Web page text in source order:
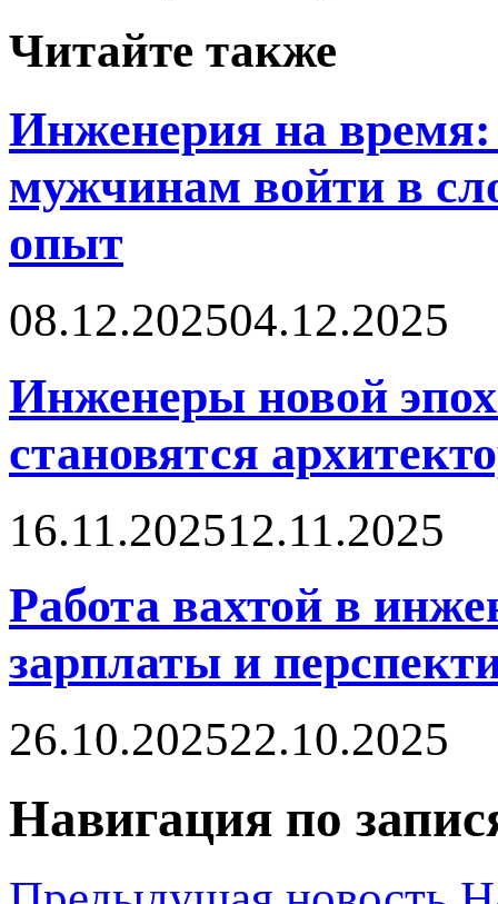
Читайте также
Инженерия на время:
мужчинам войти в
опыт
08.12.202504.12.2025
Инженеры новой
становятся
16.11.202512.11.2025
Работа вахтой в
зарплаты и
26.10.202522.10.2025
Навигация по